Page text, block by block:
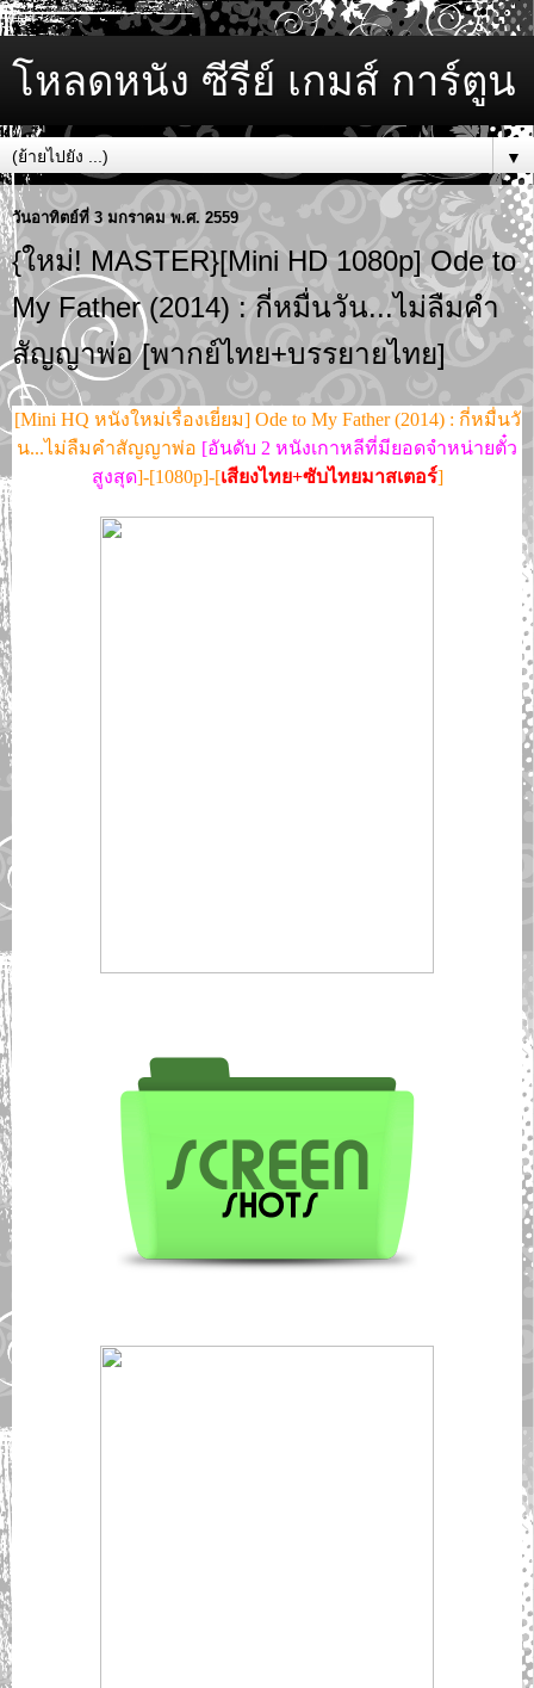
โหลดหนัง ซีรีย์ เกมส์ การ์ตูน
▼
วันอาทิตย์ที่ 3 มกราคม พ.ศ. 2559
{ใหม่! MASTER}[Mini HD 1080p] Ode to
My Father (2014) : กี่หมื่นวัน...ไม่ลืมคำ
สัญญาพ่อ [พากย์ไทย+บรรยายไทย]
[Mini HQ หนังใหม่เรื่องเยี่ยม] Ode to My Father (2014) : กี่หมื่นวั
น...ไม่ลืมคำสัญญาพ่อ [อันดับ 2 หนังเกาหลีที่มียอดจำหน่ายตั๋ว
สูงสุด]-[1080p]-[เสียงไทย+ซับไทยมาสเตอร์]